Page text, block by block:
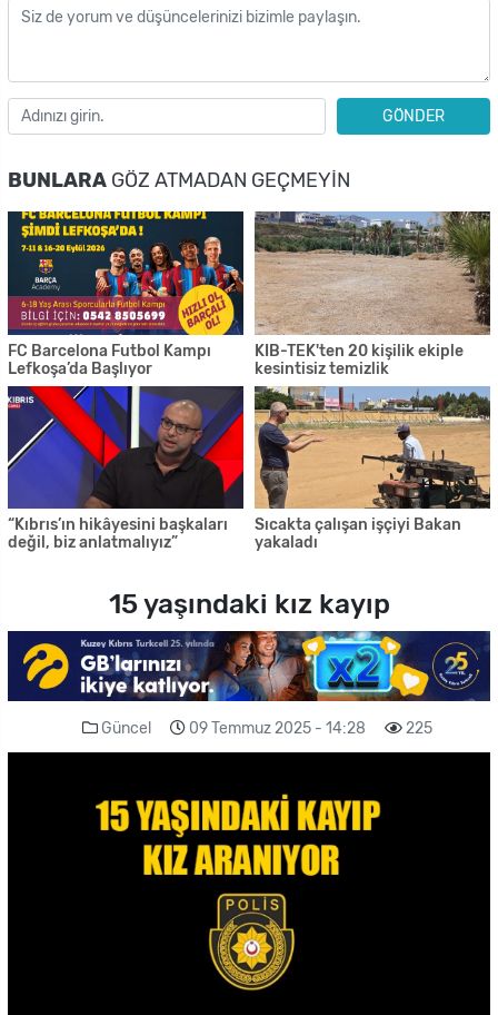
GÖNDER
BUNLARA GÖZ ATMADAN GEÇMEYIN
FC Barcelona Futbol Kampı
Lefkoşa’da Başlıyor
KIB-TEK'ten 20 kişilik ekiple
kesintisiz temizlik
“Kıbrıs’ın hikâyesini başkaları
değil, biz anlatmalıyız”
Sıcakta çalışan işçiyi Bakan
yakaladı
15 yaşındaki kız kayıp
Güncel 09 Temmuz 2025 - 14:28 225